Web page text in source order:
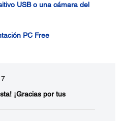
USB o una cámara del
PC Free
¡Gracias por tus